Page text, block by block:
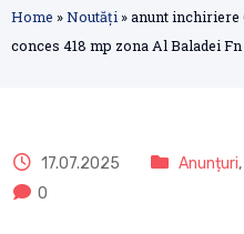
Home »Noutăți »anunt inchiriere
conces 418 mp zona Al Baladei Fn
17.07.2025 Anunțuri,
0